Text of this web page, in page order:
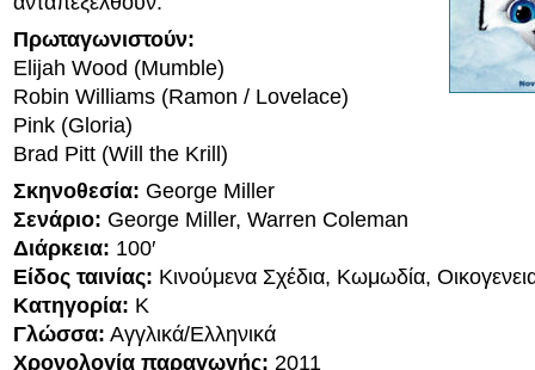
Πρωταγωνιστούν:
Elijah Wood (Mumble)
Robin Williams (Ramon / Lovelace)
Pink (Gloria)
Brad Pitt (Will the Krill)
Σκηνοθεσία: George Miller
Σενάριο: George Miller, Warren Coleman
Διάρκεια: 100′
Είδος ταινίας: Κινούμενα Σχέδια, Κωμωδία,
Κατηγορία: K
Γλώσσα: Αγγλικά/Ελληνικά
Χρονολογία παραγωγής: 2011